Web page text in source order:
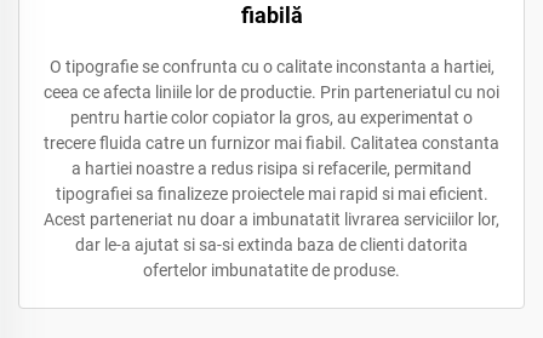
fiabilă
O tipografie se confrunta cu o calitate inconstanta a hartiei,
ceea ce afecta liniile lor de productie. Prin parteneriatul cu noi
pentru hartie color copiator la gros, au experimentat o
trecere fluida catre un furnizor mai fiabil. Calitatea constanta
a hartiei noastre a redus risipa si refacerile, permitand
tipografiei sa finalizeze proiectele mai rapid si mai eficient.
Acest parteneriat nu doar a imbunatatit livrarea serviciilor lor,
dar le-a ajutat si sa-si extinda baza de clienti datorita
ofertelor imbunatatite de produse.